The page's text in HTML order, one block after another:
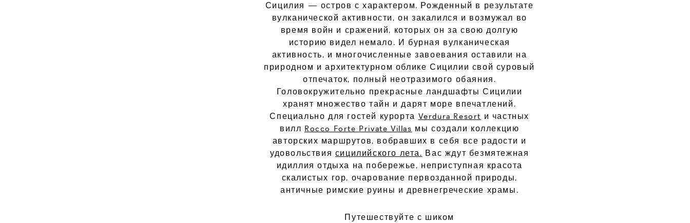
Сицилия — остров с характером. Рожденный в результате
вулканической активности, он закалился и возмужал во
время войн и сражений, которых он за свою долгую
историю видел немало. И бурная вулканическая
активность, и многочисленные завоевания оставили на
природном и архитектурном облике Сицилии свой суровый
отпечаток, полный неотразимого обаяния.
Головокружительно прекрасные ландшафты Сицилии
хранят множество тайн и дарят море впечатлений.
Специально для гостей курорта Verdura Resort и частных
вилл Rocco Forte Private Villas мы создали коллекцию
авторских маршрутов, вобравших в себя все радости и
удовольствия сицилийского лета. Вас ждут безмятежная
идиллия отдыха на побережье, неприступная красота
скалистых гор, очарование первозданной природы,
античные римские руины и древнегреческие храмы.
П утешествуйте с шиком